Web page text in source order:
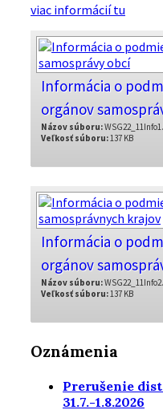
viac informácií tu
Informácia o
orgánov
Názov súboru:
Veľkosť súboru:137 KB
Informácia o
orgánov
Názov súboru:
Veľkosť súboru:137 KB
Oznámenia
Prerušenie
31.7.-1.8.2026